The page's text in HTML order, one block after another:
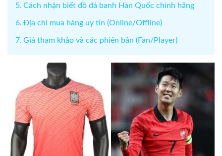
Cách nhận biết đồ đá banh Hàn Quốc chính hãng
Địa chỉ mua hàng uy tín (Online/Offline)
Giá tham khảo và các phiên bản (Fan/Player)